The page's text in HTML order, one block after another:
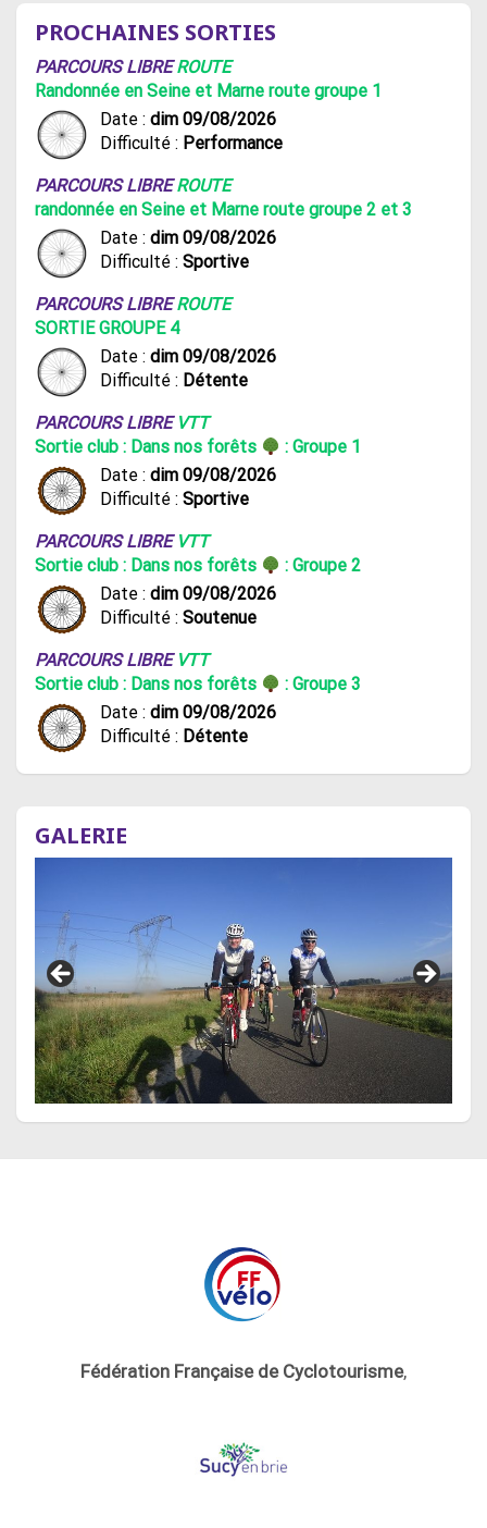
PROCHAINES SORTIES
PARCOURS LIBREROUTE
Randonnée en Seine et Marne route groupe 1
Date : dim 09/08/2026
Difficulté : Performance
PARCOURS LIBREROUTE
randonnée en Seine et Marne route groupe 2 et 3
Date : dim 09/08/2026
Difficulté : Sportive
PARCOURS LIBREROUTE
SORTIE GROUPE 4
Date : dim 09/08/2026
Difficulté : Détente
PARCOURS LIBRE VTT
Sortie club : Dans nos forêts
: Groupe 1
Date : dim 09/08/2026
Difficulté : Sportive
PARCOURS LIBRE VTT
Sortie club : Dans nos forêts
: Groupe 2
Date : dim 09/08/2026
Difficulté : Soutenue
PARCOURS LIBRE VTT
Sortie club : Dans nos forêts
: Groupe 3
Date : dim 09/08/2026
Difficulté : Détente
GALERIE
Fédération Française de Cyclotourisme,